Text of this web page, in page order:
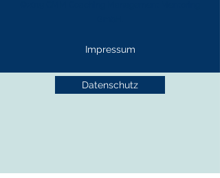
Impressum
Datenschutz